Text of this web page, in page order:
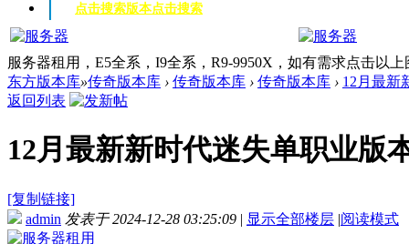
点击搜索版本点击搜索
服务器租用，E5全系，I9全系，R9-9950X，如有需求点击以
东方版本库»传奇版本库 › 传奇版本库 › 传奇版本库 › 12月最新
返回列表
12月最新新时代迷失单职业版
[复制链接]
admin 发表于 2024-12-28 03:25:09 | 显示全部楼层 |阅读模式